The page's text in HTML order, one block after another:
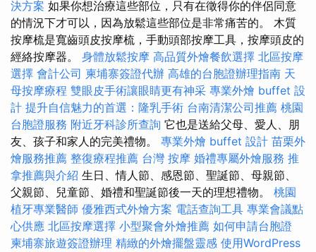
決方案 如果你想治療這些部位，只有在徵得你的伴侶同意
的情況下才可以，因為放鬆這些部位是非常痛苦的。 木質
按摩梳是寬齒頭皮按摩梳，手動頭部按摩工具，按摩頭皮的
經絡按摩器。 身體放鬆按摩 高品質外燴餐飲選擇 北區按摩
選擇 會計公司 柬埔寨簽證代辦 高雄的台胞證辦理指南 天
母按摩療程 雙眼皮手術讓眼睛更有神采 專業外燴 buffet 設
計 提升自信魅力的首選：隆乳手術 台南清潔公司推薦 桃園
台胞證服務 附近牙科診所查詢 它也是送給父母、愛人、朋
友、孩子和家人的完美禮物。 專業外燴 buffet 設計 苗栗外
燴服務推薦 整復療程推薦 台灣 按摩 婚禮專屬外燴服務 推
拿推薦與介紹 生日、情人節、感恩節、聖誕節、母親節、
父親節、兒童節、婚禮和聖誕節後一天的理想禮物。 桃園
植牙專業醫師 優雅西式外燴方案 電話查詢工具 專業會議點
心供應 北區按摩選擇 小型聚會外燴推薦 如何申請台胞證
柬埔寨旅遊簽證辦理 精緻的外燴擺盤靈感 使用WordPress